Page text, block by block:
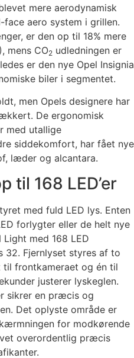
mere aerodynamisk
aero system i grillen.
er den op til 18% mere
mens CO2 udledningen er
er den nye Opel Insignia
biler i segmentet.
men Opels designere har
De ergonomisk
med utallige
siddekomfort, har fået nye
læder og alcantara.
til 168 LED’er
med fuld LED lys. Enten
forlygter eller de helt nye
Light med 168 LED
32. Fjernlyset styres af to
til frontkameraet og én til
justerer lyskeglen.
sikrer en præcis og
Det oplyste område er
for modkørende
overordentlig præcis